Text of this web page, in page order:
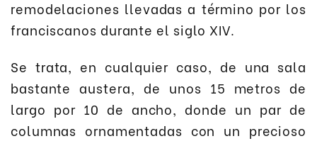
remodelaciones llevadas a término por los
franciscanos durante el siglo XIV.
Se trata, en cualquier caso, de una sala
bastante austera, de unos 15 metros de
largo por 10 de ancho, donde un par de
columnas ornamentadas con un precioso